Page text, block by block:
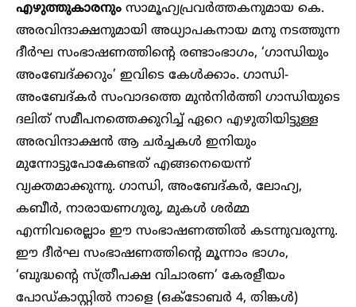
എഴുത്തുകാരനും സാമൂഹ്യപ്രവർത്തകനുമായ കെ.
അരവിന്ദാക്ഷനുമായി അധ്യാപകനായ മനു നടത്തുന്ന
ദീർഘ സംഭാഷണത്തിന്റെ രണ്ടാംഭാ​ഗം, ‘​ഗാന്ധിയും
അംബേദ്ക്കറും’ ഇവിടെ കേൾക്കാം. ​ഗാന്ധി-
അംബേദ്കർ സംവാദത്തെ മുൻനിർത്തി ​ഗാന്ധിയുടെ
ദലിത് സമീപനത്തെക്കുറിച്ച് ഏറെ എഴുതിയിട്ടുള്ള
അരവിന്ദാക്ഷൻ ആ ചർച്ചകൾ ഇനിയും
മുന്നോട്ടുപോകേണ്ടത് എങ്ങനെയെന്ന്
വ്യക്തമാക്കുന്നു. ​ഗാന്ധി, അംബേദ്കർ, ലോഹ്യ,
കബീർ, നാരായണ​ഗുരു, മുകൾ ശർമ്മ
എന്നിവരെല്ലാം ഈ സംഭാഷണത്തിൽ കടന്നുവരുന്നു.
ഈ ദീർഘ സംഭാഷണത്തിന്റെ മൂന്നാം ഭാ​ഗം,
‘ബുദ്ധന്റെ സ്ത്രീപക്ഷ വിചാരണ’ കേരളീയം
പോഡ്കാസ്റ്റിൽ നാളെ (ഒക്ടോബർ 4, തിങ്കൾ)